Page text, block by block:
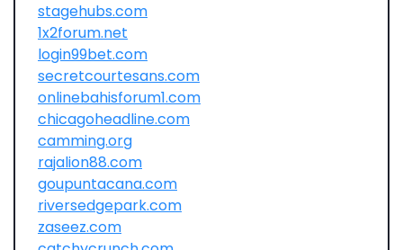
stagehubs.com
1x2forum.net
login99bet.com
secretcourtesans.com
onlinebahisforum1.com
chicagoheadline.com
camming.org
rajalion88.com
goupuntacana.com
riversedgepark.com
zaseez.com